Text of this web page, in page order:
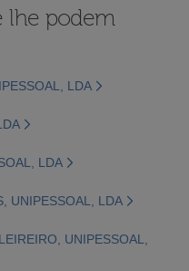
lhe podem
LDA
LDA
UNIPESSOAL, LDA
UNIPESSOAL,